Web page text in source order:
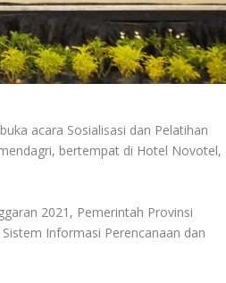
acara Sosialisasi dan Pelatihan
bertempat di Hotel Novotel,
2021, Pemerintah Provinsi
Informasi Perencanaan dan